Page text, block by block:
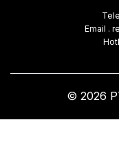
Email .
© 2026